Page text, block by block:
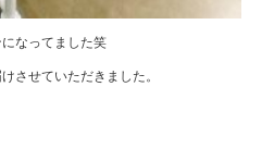
なってました笑
させていただきました。